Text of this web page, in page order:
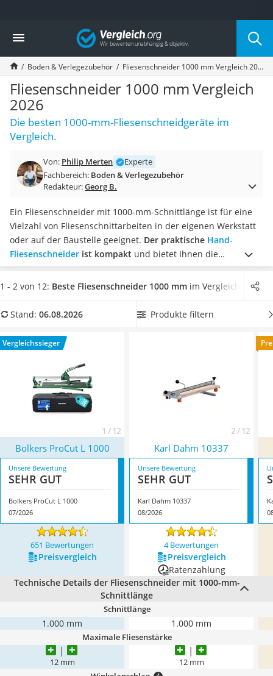
Die beliebtesten Vergleiche nach Kategorie
Baumarkt
Tresor feuerfest
Makita-Akku-Rasenmäher
Kappsäge
Smartes Türschloss
Akku-Rasentrimmer
Feuchtigkeitsmessgerät
Split-Klimaanlage 2 Innengeräte
Bohrmaschine
Tiefbrunnenpumpe
Hochdruckreiniger
Doppelschleifer
Überwachungskamera
Benzinrasenmäher mit Elektrostart
Akku-Laubsauger
Multimeter
Gasdurchlauferhitzer
Service
Vergleich
Boden & Verlegezubehör Fliesenschneider 1000 mm Vergleich 2026
Fliesenschneider 1000 mm Vergleich
2026
Die besten 1000-mm-Fliesenschneidgeräte im
Vergleich.
Von: Philip Merten
Experte
Fachbereich: Boden & Verlegezubehör
Redakteur:Georg B.
Ein Fliesenschneider mit 1000-mm-Schnittlänge ist für eine
Vielzahl von Fliesenschnittarbeiten in der eigenen Werkstatt
oder auf der Baustelle geeignet. Der praktische Hand-
Fliesenschneider ist kompakt und bietet Ihnen die
Möglichkeit,gerade sowie Diagonalschnitte ohne
Stromanschluss durchzuführen. Zahlreiche Online-Tests
Heimwerker mit dem richtigen Werkzeug gut machbar ist.
Schnittlänge aus unserer Vergleichstabelle aus und finden
Sieein Modell mit Messlaser
August 2026 besonders das Modell
mit seinen Eigenschaften.
1 - 2 von 12: Beste Fliesenschneider 1000 mm im Vergleich
Stand: 06.08.2026 Produkte filtern
Vergleichssieger
1 / 12 2 / 12
Bolkers ProCut L 1000 Karl Dahm 10337
Unsere Bewertung
SEHR GUT
Bolkers ProCut L 1000
07/2026
Unsere Bewertung
SEHR GUT
Karl Dahm 10337
08/2026
651 Bewertungen 4 Bewertungen
Preis­vergleich
Preis­vergleich
Ratenzahlung
Technische Details der Fliesenschneider mit 1000-mm-
Schnittlänge
Schnittlänge
1.000 mm 1.000 mm
Maximale Fliesenstärke
12 mm 12 mm